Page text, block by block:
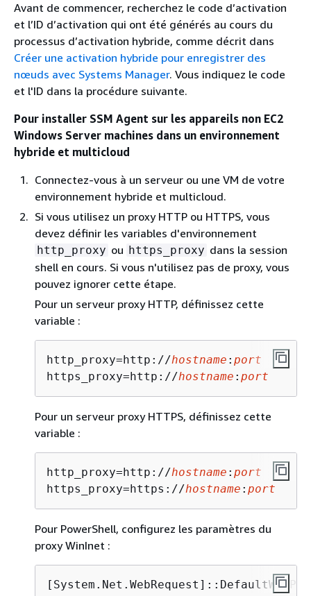
Avant de commencer, recherchez le code d’activation
et l’ID d’activation qui ont été générés au cours du
processus d’activation hybride, comme décrit dans
Créer une activation hybride pour enregistrer des
nœuds avec Systems Manager. Vous indiquez le code
et l'ID dans la procédure suivante.
Pour installer SSM Agent sur les appareils non EC2
Windows Server machines dans un environnement
hybride et multicloud
Connectez-vous à un serveur ou une VM de votre
environnement hybride et multicloud.
Si vous utilisez un proxy HTTP ou HTTPS, vous
devez définir les variables d'environnement
http_proxy ou https_proxy dans la session
shell en cours. Si vous n'utilisez pas de proxy, vous
pouvez ignorer cette étape.
Pour un serveur proxy HTTP, définissez cette
variable :
http_proxy=http://hostname : port
https_proxy=http://hostname : port
Pour un serveur proxy HTTPS, définissez cette
variable :
http_proxy=http://hostname : port
https_proxy=https://hostname : port
Pour PowerShell, configurez les paramètres du
proxy WinInet :